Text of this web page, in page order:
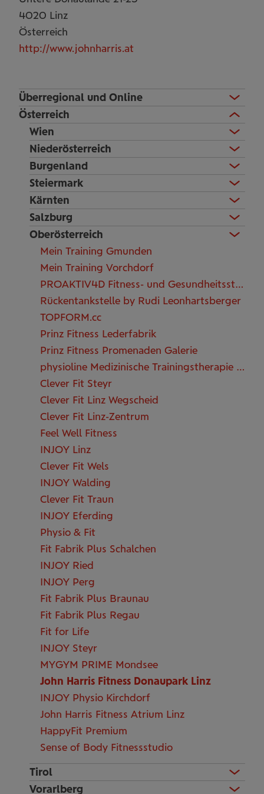
Überregional und Online
Österreich
Wien
Niederösterreich
Burgenland
Steiermark
Kärnten
Salzburg
Oberösterreich
Mein Training Gmunden
Mein Training Vorchdorf
PROAKTIV4D Fitness- und Gesundheitsstudio
Rückentankstelle by Rudi Leonhartsberger
TOPFORM.cc
Prinz Fitness Lederfabrik
Prinz Fitness Promenaden Galerie
physioline Medizinische Trainingstherapie Traun
Clever Fit Steyr
Clever Fit Linz Wegscheid
Clever Fit Linz-Zentrum
Feel Well Fitness
INJOY Linz
Clever Fit Wels
INJOY Walding
Clever Fit Traun
INJOY Eferding
Physio & Fit
Fit Fabrik Plus Schalchen
INJOY Ried
INJOY Perg
Fit Fabrik Plus Braunau
Fit Fabrik Plus Regau
Fit for Life
INJOY Steyr
MYGYM PRIME Mondsee
John Harris Fitness Donaupark Linz
INJOY Physio Kirchdorf
John Harris Fitness Atrium Linz
HappyFit Premium
Sense of Body Fitnessstudio
Tirol
Vorarlberg
4020 Linz
Österreich
http://www.johnharris.at